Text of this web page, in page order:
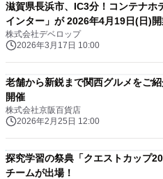
滋賀県長浜市、IC3分！コンテナ
インター」が 2026年4月19日(日)開
株式会社デベロップ
2026年3月17日 10:00
老舗から新鋭まで関西グルメをご
開催
株式会社京阪百貨店
2026年2月25日 12:00
探究学習の祭典「クエストカップ
チームが出場！